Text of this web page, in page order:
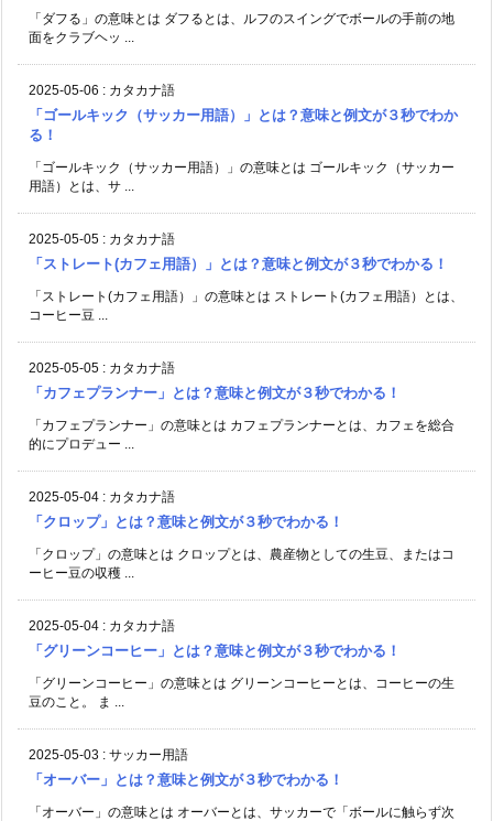
「ダフる」の意味とは ダフるとは、ルフのスイングでボールの手前の地
面をクラブヘッ ...
2025-05-06 : カタカナ語
「ゴールキック（サッカー用語）」とは？意味と例文が３秒でわか
る！
「ゴールキック（サッカー用語）」の意味とは ゴールキック（サッカー
用語）とは、サ ...
2025-05-05 : カタカナ語
「ストレート(カフェ用語）」とは？意味と例文が３秒でわかる！
「ストレート(カフェ用語）」の意味とは ストレート(カフェ用語）とは、
コーヒー豆 ...
2025-05-05 : カタカナ語
「カフェプランナー」とは？意味と例文が３秒でわかる！
「カフェプランナー」の意味とは カフェプランナーとは、カフェを総合
的にプロデュー ...
2025-05-04 : カタカナ語
「クロップ」とは？意味と例文が３秒でわかる！
「クロップ」の意味とは クロップとは、農産物としての生豆、またはコ
ーヒー豆の収穫 ...
2025-05-04 : カタカナ語
「グリーンコーヒー」とは？意味と例文が３秒でわかる！
「グリーンコーヒー」の意味とは グリーンコーヒーとは、コーヒーの生
豆のこと。 ま ...
2025-05-03 : サッカー用語
「オーバー」とは？意味と例文が３秒でわかる！
「オーバー」の意味とは オーバーとは、サッカーで「ボールに触らず次